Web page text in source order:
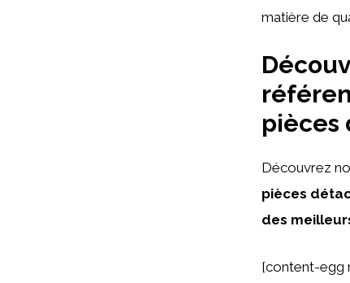
matière de
pièces
Découvrez
pièces
des
[content-egg